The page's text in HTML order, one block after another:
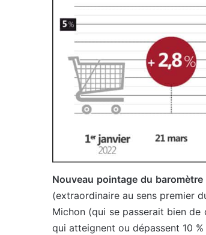
Nouveau pointage du
(extraordinaire au sens premier
Michon (qui se passerait bien
qui atteignent ou dépassent 10 %